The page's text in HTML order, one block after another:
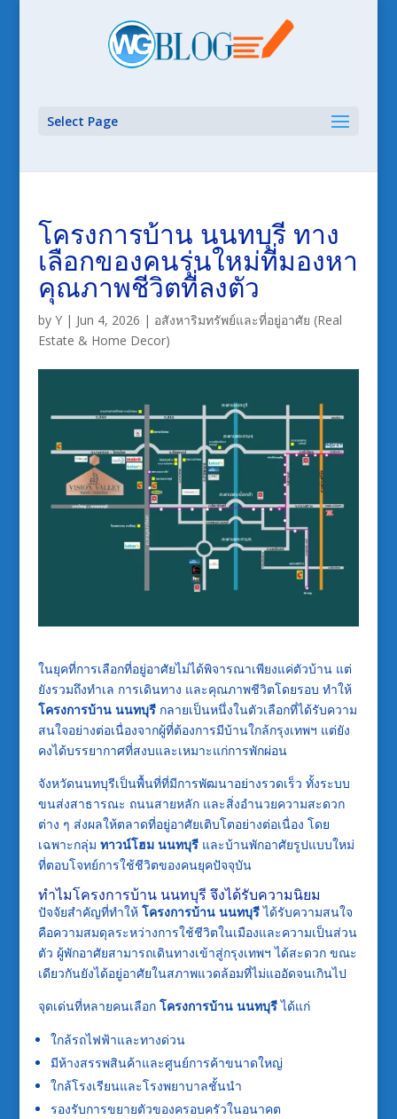
Select Page
โครงการบ้าน นนทบุรี ทาง
เลือกของคนรุ่นใหม่ที่มองหา
คุณภาพชีวิตที่ลงตัว
by Y| Jun 4, 2026 | อสังหาริมทรัพย์และที่อยู่อาศัย (Real
Estate & Home Decor)
ในยุคที่การเลือกที่อยู่อาศัยไม่ได้พิจารณาเพียงแค่ตัวบ้าน แต่
ยังรวมถึงทำเล การเดินทาง และคุณภาพชีวิตโดยรอบ ทำให้
โครงการบ้าน นนทบุรีกลายเป็นหนึ่งในตัวเลือกที่ได้รับความ
สนใจอย่างต่อเนื่องจากผู้ที่ต้องการมีบ้านใกล้กรุงเทพฯ แต่ยัง
คงได้บรรยากาศที่สงบและเหมาะแก่การพักผ่อน
จังหวัดนนทบุรีเป็นพื้นที่ที่มีการพัฒนาอย่างรวดเร็ว ทั้งระบบ
ขนส่งสาธารณะ ถนนสายหลัก และสิ่งอำนวยความสะดวก
ต่าง ๆ ส่งผลให้ตลาดที่อยู่อาศัยเติบโตอย่างต่อเนื่อง โดย
เฉพาะกลุ่ม ทาวน์โฮม นนทบุรีและบ้านพักอาศัยรูปแบบใหม่
ที่ตอบโจทย์การใช้ชีวิตของคนยุคปัจจุบัน
ทำไมโครงการบ้าน นนทบุรี จึงได้รับความนิยม
ปัจจัยสำคัญที่ทำให้ โครงการบ้าน นนทบุรีได้รับความสนใจ
คือความสมดุลระหว่างการใช้ชีวิตในเมืองและความเป็นส่วน
ตัว ผู้พักอาศัยสามารถเดินทางเข้าสู่กรุงเทพฯ ได้สะดวก ขณะ
เดียวกันยังได้อยู่อาศัยในสภาพแวดล้อมที่ไม่แออัดจนเกินไป
จุดเด่นที่หลายคนเลือก โครงการบ้าน นนทบุรีได้แก่
ใกล้รถไฟฟ้าและทางด่วน
มีห้างสรรพสินค้าและศูนย์การค้าขนาดใหญ่
ใกล้โรงเรียนและโรงพยาบาลชั้นนำ
รองรับการขยายตัวของครอบครัวในอนาคต